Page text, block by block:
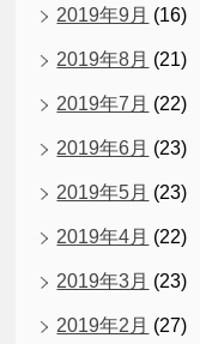
2019年9月 (16)
2019年8月 (21)
2019年7月 (22)
2019年6月 (23)
2019年5月 (23)
2019年4月 (22)
2019年3月 (23)
2019年2月 (27)